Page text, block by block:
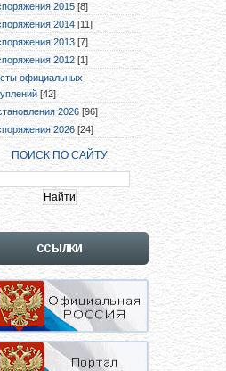
2015 [8]
2014 [11]
2013 [7]
2012 [1]
официальных
[42]
2026 [96]
2026 [24]
ПОИСК ПО САЙТУ